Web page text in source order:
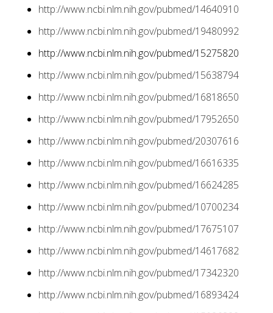
http://www.ncbi.nlm.nih.gov/pubmed/14640910
http://www.ncbi.nlm.nih.gov/pubmed/19480992
http://www.ncbi.nlm.nih.gov/pubmed/15275820
http://www.ncbi.nlm.nih.gov/pubmed/15638794
http://www.ncbi.nlm.nih.gov/pubmed/16818650
http://www.ncbi.nlm.nih.gov/pubmed/17952650
http://www.ncbi.nlm.nih.gov/pubmed/20307616
http://www.ncbi.nlm.nih.gov/pubmed/16616335
http://www.ncbi.nlm.nih.gov/pubmed/16624285
http://www.ncbi.nlm.nih.gov/pubmed/10700234
http://www.ncbi.nlm.nih.gov/pubmed/17675107
http://www.ncbi.nlm.nih.gov/pubmed/14617682
http://www.ncbi.nlm.nih.gov/pubmed/17342320
http://www.ncbi.nlm.nih.gov/pubmed/16893424